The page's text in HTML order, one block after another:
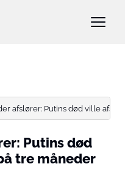
afslører: Putins død ville
Putins død
tre måneder